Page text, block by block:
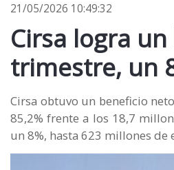
21/05/2026 10:49:32
Cirsa logra
trimestre, un
Cirsa obtuvo un beneficio
85,2% frente a los 18,7
un 8%, hasta 623 millones de